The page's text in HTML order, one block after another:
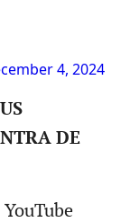
4, 2024
DE